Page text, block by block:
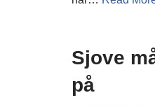
Sjove
på